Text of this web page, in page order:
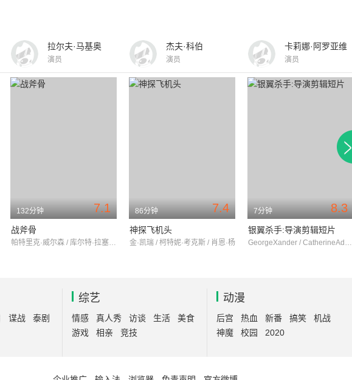
拉尔夫·马基奥
演员
杰夫·科伯
演员
卡莉娜·阿罗亚维
演员
7.1
132分钟
战斧骨
帕特里克·威尔森 / 库尔特·拉塞尔 / 莉莉·西蒙斯
7.4
86分钟
神探飞机头
金·凯瑞 / 柯特妮·考克斯 / 肖恩·杨
8.3
7分钟
银翼杀手:导演剪辑短片
GeorgeXander / CatherineAdams / LawrenceCarmichael
谍战
泰剧
综艺
情感 真人秀 访谈 生活
美食
游戏
相亲 竞技
动漫
后宫 热血 新番 搞笑
机战
神魔
校园 2020